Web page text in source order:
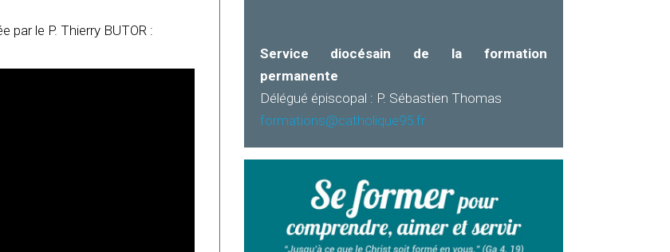
par le P. Thierry BUTOR :
Service diocésain de la formation
permanente
Délégué épiscopal : P. Sébastien Thomas
formations@catholique95.fr